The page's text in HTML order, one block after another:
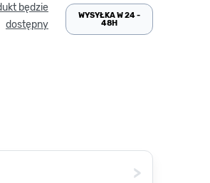
będzie
dostępny
WYSYŁKA W 24 -
48H
>